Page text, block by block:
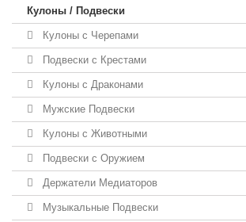
Кулоны / Подвески
Кулоны с Черепами
Подвески с Крестами
Кулоны с Драконами
Мужские Подвески
Кулоны с Животными
Подвески с Оружием
Держатели Медиаторов
Музыкальные Подвески